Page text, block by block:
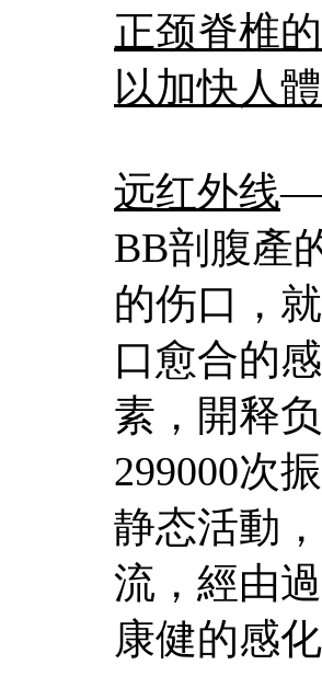
正颈脊椎
以加快人
远红外线
BB剖腹產
的伤口，
口愈合的
素，開释
299000次
静态活動
流，經由
康健的感化